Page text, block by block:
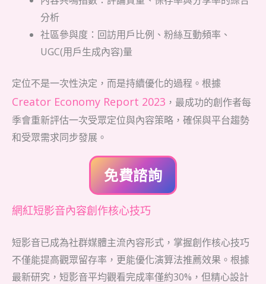
分析
社區參與度：回訪用戶比例、粉絲互動頻率、
UGC(用戶生成內容)量
定位不是一次性決定，而是持續優化的過程。根據
Creator Economy Report 2023 ，最成功的創作者每
季會重新評估一次受眾定位與內容策略，確保與平台趨勢
和受眾需求同步發展。
免費諮詢
網紅短影音內容創作核心技巧
短影音已成為社群媒體主流內容形式，掌握創作核心技巧
不僅能提高觀眾留存率，更能優化演算法推薦效果。根據
最新研究，短影音平均觀看完成率僅約30%，但精心設計